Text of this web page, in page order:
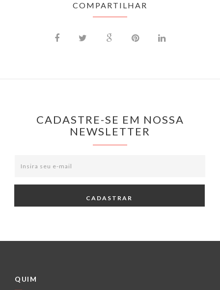
COMPARTILHAR
CADASTRE-SE EM NOSSA
NEWSLETTER
CADASTRAR
QUIM